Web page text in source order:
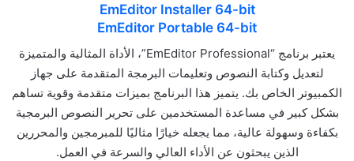
EmEditor Installer 64-bit
EmEditor Portable 64-bit
يعتبر برنامج “EmEditor Professional”، الأداة المثالية والمتميزة
لتعديل وكتابة النصوص وتعليمات البرمجة المتقدمة على جهاز
الكمبيوتر الخاص بك. يتميز هذا البرنامج بميزات متقدمة وقوية تساهم
بشكل كبير في مساعدة المستخدمين على تحرير النصوص البرمجية
بكفاءة وسهولة عالية، مما يجعله خيارًا مثاليًا للمبرمجين والمحررين
الذين يبحثون عن الأداء العالي والسرعة في العمل.